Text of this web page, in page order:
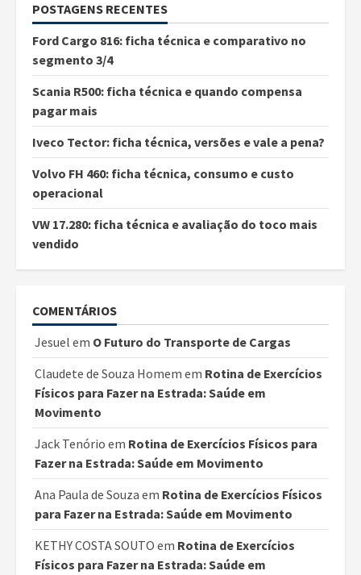
POSTAGENS RECENTES
Ford Cargo 816: ficha técnica e comparativo no
segmento 3/4
Scania R500: ficha técnica e quando compensa
pagar mais
Iveco Tector: ficha técnica, versões e vale a pena?
Volvo FH 460: ficha técnica, consumo e custo
operacional
VW 17.280: ficha técnica e avaliação do toco mais
vendido
COMENTÁRIOS
Jesuel em O Futuro do Transporte de Cargas
Claudete de Souza Homem em Rotina de Exercícios
Físicos para Fazer na Estrada: Saúde em
Movimento
Jack Tenório em Rotina de Exercícios Físicos para
Fazer na Estrada: Saúde em Movimento
Ana Paula de Souza em Rotina de Exercícios Físicos
para Fazer na Estrada: Saúde em Movimento
KETHY COSTA SOUTO em Rotina de Exercícios
Físicos para Fazer na Estrada: Saúde em